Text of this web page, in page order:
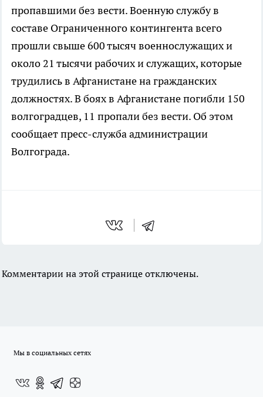
пропавшими без вести. Военную службу в
составе Ограниченного контингента всего
прошли свыше 600 тысяч военнослужащих и
около 21 тысячи рабочих и служащих, которые
трудились в Афганистане на гражданских
должностях. В боях в Афганистане погибли 150
волгоградцев, 11 пропали без вести. Об этом
сообщает пресс-служба администрации
Волгограда.
Комментарии на этой странице отключены.
Мы в социальных сетях